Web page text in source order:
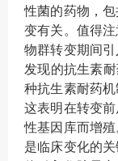
性菌的药物，
变有关。值得
物群转变期间
发现的抗生素
种抗生素耐药
这表明在转变
性基因库而增
是临床变化的